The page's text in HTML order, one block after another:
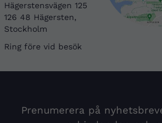
Hägerstensvägen 125
126 48 Hägersten,
Stockholm
Ring före vid besök
Prenumerera på